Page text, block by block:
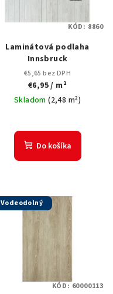
Laminátová podlaha
Innsbruck
€5,65 bez DPH
€6,95/ m²
Skladom(2,48 m²)
Do košíka
KÓD: 8860
Vodeodolný
KÓD: 60000113